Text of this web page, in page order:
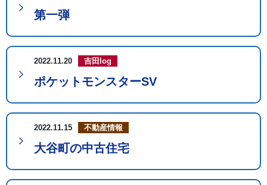
第一弾
2022.11.20 吉田log
ポケットモンスターSV
2022.11.15 不動産情報
大谷町の中古住宅